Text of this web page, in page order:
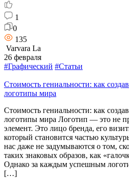
1
0
135
Varvara La
26 февраля
#Графический #Статьи
Стоимость гениальности: как
логотипы мира
Стоимость гениальности: как
логотипы мира Логотип — это не
элемент. Это лицо бренда, его
который становится частью
нас даже не задумываются о том,
таких знаковых образов, как
Однако за каждым успешным
[…]